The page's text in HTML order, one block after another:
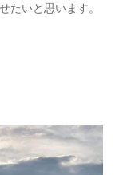
たいと思います。